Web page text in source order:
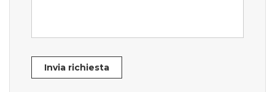
Invia richiesta